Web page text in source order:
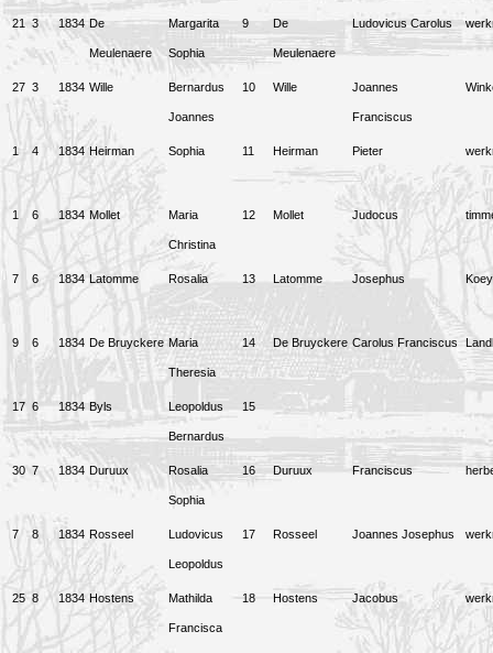
21 3 1834 De
Meulenaere
Margarita
Sophia
9 De
Meulenaere
Ludovicus Carolus
27 3 1834 Wille Bernardus
Joannes
10 Wille Joannes
Franciscus
1 4 1834 Heirman Sophia 11 Heirman Pieter
1 6 1834 Mollet Maria
Christina
12 Mollet Judocus
7 6 1834 Latomme Rosalia 13 Latomme Josephus
9 6 1834 De Bruyckere Maria
Theresia
14 De Bruyckere Carolus Franciscus
17 6 1834 Byls Leopoldus
Bernardus
15
30 7 1834 Duruux Rosalia
Sophia
16 Duruux Franciscus
7 8 1834 Rosseel Ludovicus
Leopoldus
17 Rosseel Joannes Josephus
25 8 1834 Hostens Mathilda
Francisca
18 Hostens Jacobus